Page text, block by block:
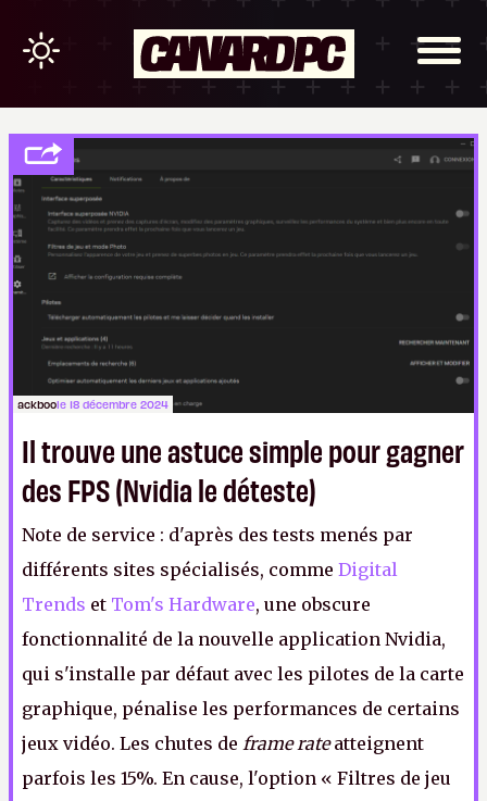
ackboole 18 décembre 2024
Il trouve une astuce simple pour gagner
des FPS (Nvidia le déteste)
Note de service : d'après des tests menés par
différents sites spécialisés, comme Digital
Trends et Tom's Hardware, une obscure
fonctionnalité de la nouvelle application Nvidia,
qui s'installe par défaut avec les pilotes de la carte
graphique, pénalise les performances de certains
jeux vidéo. Les chutes de frame rateatteignent
parfois les 15%. En cause, l'option « Filtres de jeu